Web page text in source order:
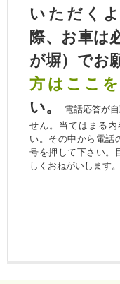
いただく
際、お車は
が塀）でお
方はここ
い。
電話応答が
せん。当てはまる
い。その中から電話
号を押して下さい。
しくおねがいします。